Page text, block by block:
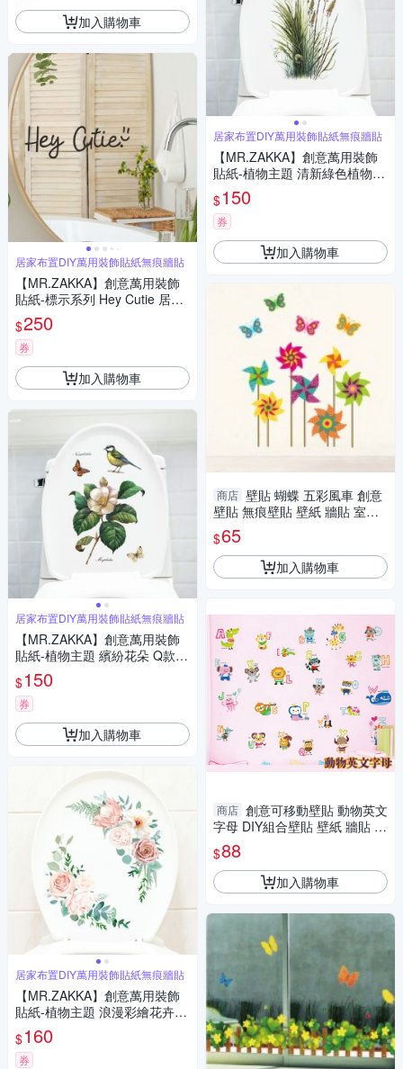
加入購物車
居家布置DIY萬用裝飾貼紙無痕牆貼
【MR.ZAKKA】創意萬用裝飾
貼紙-標示系列 Hey Cutie 居家
布置 DIY可移式壁貼 無痕壁貼
牆貼
$250
券
加入購物車
居家布置DIY萬用裝飾貼紙無痕牆貼
【MR.ZAKKA】創意萬用裝飾
貼紙-植物主題 繽紛花朵 Q款
居家布置 DIY可移式壁貼 無痕
壁貼 牆貼
$150
券
加入購物車
居家布置DIY萬用裝飾貼紙無痕牆貼
【MR.ZAKKA】創意萬用裝飾
貼紙-植物主題 浪漫彩繪花卉 E
款 居家布置 DIY可移式壁貼 無
痕壁貼 牆貼
$160
券
居家布置DIY萬用裝飾貼紙無痕牆貼
【MR.ZAKKA】創意萬用裝飾
貼紙-植物主題 清新綠色植物 G
款 居家布置 DIY可移式壁貼 無
痕壁貼 牆貼
$150
券
加入購物車
商店 壁貼 蝴蝶 五彩風車 創意
壁貼 無痕壁貼 壁紙 牆貼 室內
設計 裝潢 Loxin
$65
加入購物車
商店 創意可移動壁貼 動物英文
字母 DIY組合壁貼 壁紙 牆貼 背
景貼
$88
加入購物車